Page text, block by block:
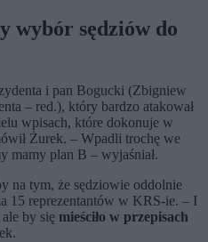
wybór sędziów do
i pan Bogucki (Zbigniew
– red.), który bardzo atakował
wpisach, które dokonuje w
Żurek. – Wpadli trochę we
mamy plan B – wyjaśniał.
na tym, że sędziowie oddolnie
15 reprezentantów w KRS-ie. – I
by się mieściło w przepisach